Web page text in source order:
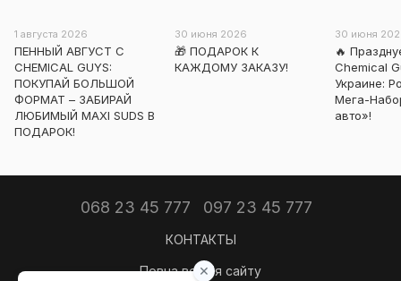
1 августа 2026
ПЕННЫЙ АВГУСТ С
CHEMICAL GUYS:
ПОКУПАЙ БОЛЬШОЙ
ФОРМАТ – ЗАБИРАЙ
ЛЮБИМЫЙ MAXI SUDS В
ПОДАРОК!
30 июня 2026
🎁 ПОДАРОК К
КАЖДОМУ ЗАКАЗУ!
30 июня
🔥
Chemical
Украине:
Мега-
авто»!
068 23 45 777 097 23 45 777
КОНТАКТЫ
Повна версія сайту